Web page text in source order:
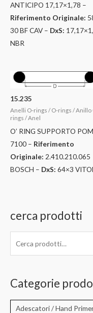
ANTICIPO 17,17×1,78 –
Riferimento Originale:
30 BF CAV – DxS:
NBR
15.235
Anelli O-rings / O-rings / Anillo
rings / Anel
O’ RING SUPPORTO
7100 – Riferimento
Originale: 2.410.210.065
BOSCH – DxS: 64×3
cerca prodotti
c
Categorie
Adescatori / Hand